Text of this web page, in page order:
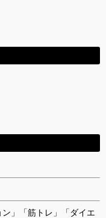
」「筋トレ」「ダイエ